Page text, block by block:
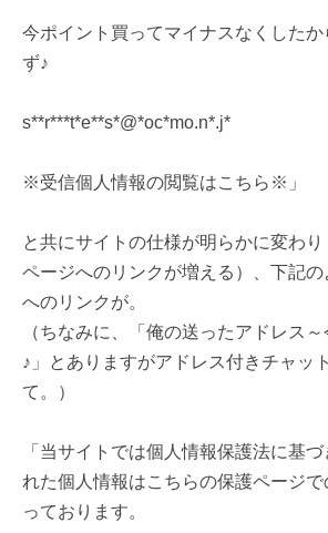
今ポイント買ってマイナスなくした
ず♪
s**r***t*e**s*@*oc*mo.n*.j*
※受信個人情報の閲覧はこちら※」
と共にサイトの仕様が明らかに変わ
ページへのリンクが増える）、下記
へのリンクが。
（ちなみに、「俺の送ったアドレス
♪」とありますがアドレス付きチャッ
て。）
「当サイトでは個人情報保護法に基
れた個人情報はこちらの保護ページ
っております。